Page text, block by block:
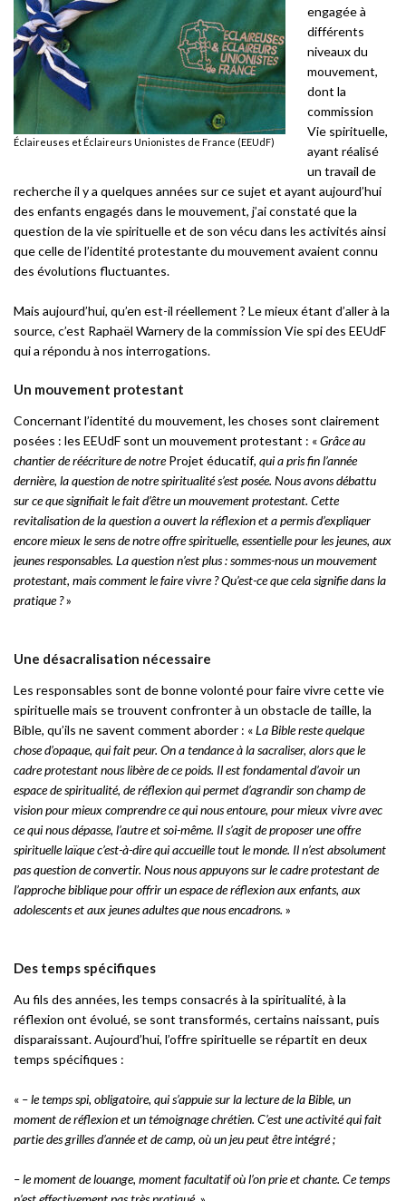
Éclaireuses et Éclaireurs Unionistes de France (EEUdF)
engagée à
différents
niveaux du
mouvement,
dont la
commission
Vie spirituelle,
ayant réalisé
un travail de
recherche il y a quelques années sur ce sujet et ayant aujourd’hui
des enfants engagés dans le mouvement, j’ai constaté que la
question de la vie spirituelle et de son vécu dans les activités ainsi
que celle de l’identité protestante du mouvement avaient connu
des évolutions fluctuantes.
Mais aujourd’hui, qu’en est-il réellement ? Le mieux étant d’aller à la
source, c’est Raphaël Warnery de la commission Vie spi des EEUdF
qui a répondu à nos interrogations.
Un mouvement protestant
Concernant l’identité du mouvement, les choses sont clairement
posées : les EEUdF sont un mouvement protestant : «Grâce au
chantier de réécriture de notreProjet éducatif, qui a pris fin l’année
dernière, la question de notre spiritualité s’est posée. Nous avons débattu
sur ce que signifiait le fait d’être un mouvement protestant. Cette
revitalisation de la question a ouvert la réflexion et a permis d’expliquer
encore mieux le sens de notre offre spirituelle, essentielle pour les jeunes, aux
jeunes responsables. La question n’est plus : sommes-nous un mouvement
protestant, mais comment le faire vivre ? Qu’est-ce que cela signifie dans la
pratique ?»
Une désacralisation nécessaire
Les responsables sont de bonne volonté pour faire vivre cette vie
spirituelle mais se trouvent confronter à un obstacle de taille, la
Bible, qu’ils ne savent comment aborder : «La Bible reste quelque
chose d’opaque, qui fait peur. On a tendance à la sacraliser, alors que le
cadre protestant nous libère de ce poids. Il est fondamental d’avoir un
espace de spiritualité, de réflexion qui permet d’agrandir son champ de
vision pour mieux comprendre ce qui nous entoure, pour mieux vivre avec
ce qui nous dépasse, l’autre et soi-même. Il s’agit de proposer une offre
spirituelle laïque c’est-à-dire qui accueille tout le monde. Il n’est absolument
pas question de convertir. Nous nous appuyons sur le cadre protestant de
l’approche biblique pour offrir un espace de réflexion aux enfants, aux
adolescents et aux jeunes adultes que nous encadrons. »
Des temps spécifiques
Au fils des années, les temps consacrés à la spiritualité, à la
réflexion ont évolué, se sont transformés, certains naissant, puis
disparaissant. Aujourd’hui, l’offre spirituelle se répartit en deux
temps spécifiques :
« – le temps spi, obligatoire, qui s’appuie sur la lecture de la Bible, un
moment de réflexion et un témoignage chrétien. C’est une activité qui fait
partie des grilles d’année et de camp, où un jeu peut être intégré ;
– le moment de louange, moment facultatif où l’on prie et chante. Ce temps